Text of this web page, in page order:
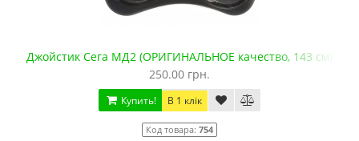
Джойстик Сега МД2 (ОРИГИНАЛЬНОЕ качество, 143 см)
250.00 грн.
Купить! В 1 клік
Код товара: 754